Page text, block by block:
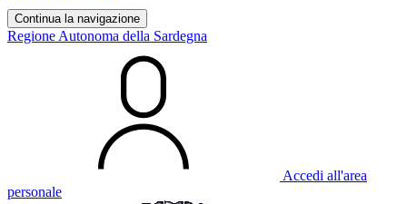
Continua la navigazione
Regione Autonoma della Sardegna
Accedi all'area
personale